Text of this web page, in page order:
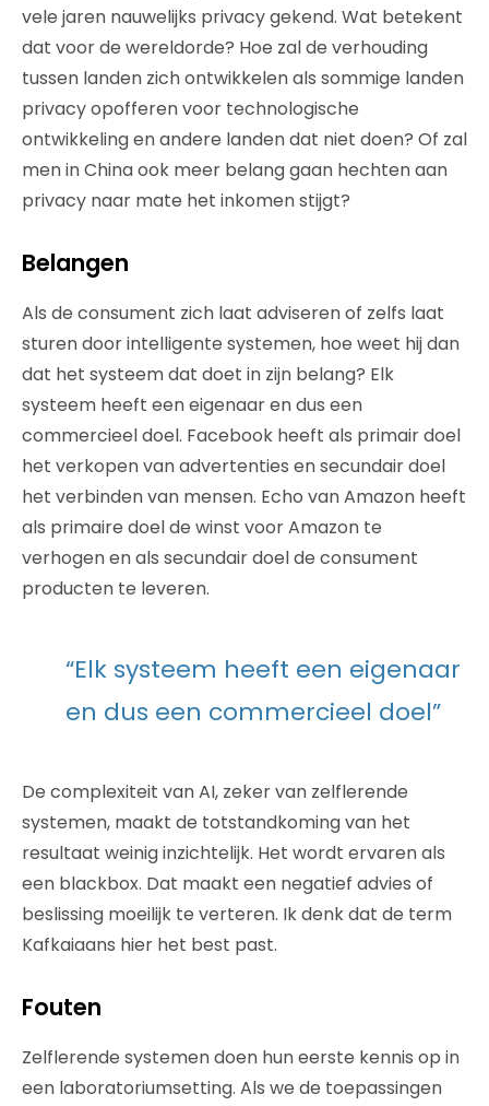
vele jaren nauwelijks privacy gekend. Wat betekent
dat voor de wereldorde? Hoe zal de verhouding
tussen landen zich ontwikkelen als sommige landen
privacy opofferen voor technologische
ontwikkeling en andere landen dat niet doen? Of zal
men in China ook meer belang gaan hechten aan
privacy naar mate het inkomen stijgt?
Belangen
Als de consument zich laat adviseren of zelfs laat
sturen door intelligente systemen, hoe weet hij dan
dat het systeem dat doet in zijn belang? Elk
systeem heeft een eigenaar en dus een
commercieel doel. Facebook heeft als primair doel
het verkopen van advertenties en secundair doel
het verbinden van mensen. Echo van Amazon heeft
als primaire doel de winst voor Amazon te
verhogen en als secundair doel de consument
producten te leveren.
“Elk systeem heeft een eigenaar
en dus een commercieel doel”
De complexiteit van AI, zeker van zelflerende
systemen, maakt de totstandkoming van het
resultaat weinig inzichtelijk. Het wordt ervaren als
een blackbox. Dat maakt een negatief advies of
beslissing moeilijk te verteren. Ik denk dat de term
Kafkaiaans hier het best past.
Fouten
Zelflerende systemen doen hun eerste kennis op in
een laboratoriumsetting. Als we de toepassingen